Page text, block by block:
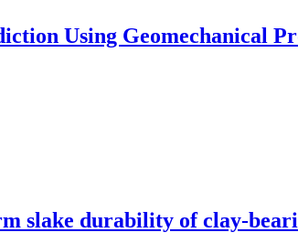
Using Geomechanical
slake durability of clay-